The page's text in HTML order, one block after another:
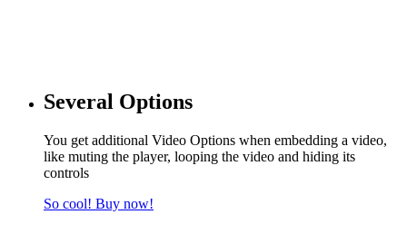
Several Options
You get additional Video Options when embedding a video,
like muting the player, looping the video and hiding its
controls
So cool! Buy now!